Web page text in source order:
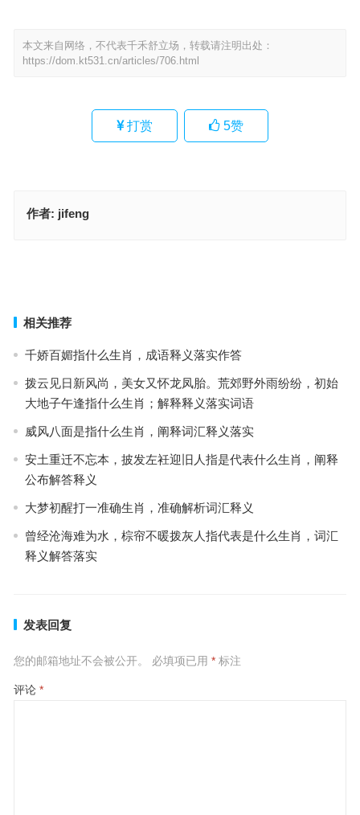
本文来自网络，不代表千禾舒立场，转载请注明出处：
https://dom.kt531.cn/articles/706.html
打赏 5赞
作者: jifeng
相关推荐
千娇百媚指什么生肖，成语释义落实作答
拨云见日新风尚，美女又怀龙凤胎。荒郊野外雨纷纷，初始
大地子午逢指什么生肖；解释释义落实词语
威风八面是指什么生肖，阐释词汇释义落实
安土重迁不忘本，披发左衽迎旧人指是代表什么生肖，阐释
公布解答释义
大梦初醒打一准确生肖，准确解析词汇释义
曾经沧海难为水，棕帘不暖拨灰人指代表是什么生肖，词汇
释义解答落实
发表回复
您的邮箱地址不会被公开。 必填项已用 *标注
评论 *